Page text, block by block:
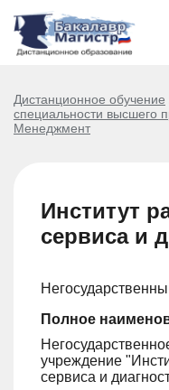
Дистанционное обучение
специальности высшего
Менеджмент
Институт
сервиса и
Полное
учреждение
сервиса и